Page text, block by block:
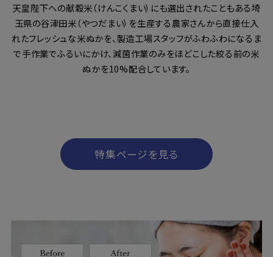
天皇陛下への献穀米（けんこくまい）にも選出されたこともある埼
玉県の谷津田米（やつだまい）を生産する農家さんから直接仕入
れたフレッシュな米ぬかを、製造工場スタッフがふわふわになるま
で手作業でふるいにかけ、減菌作業のみをほどこした絞る前の米
ぬかを10%配合しています。
特集ページを見る